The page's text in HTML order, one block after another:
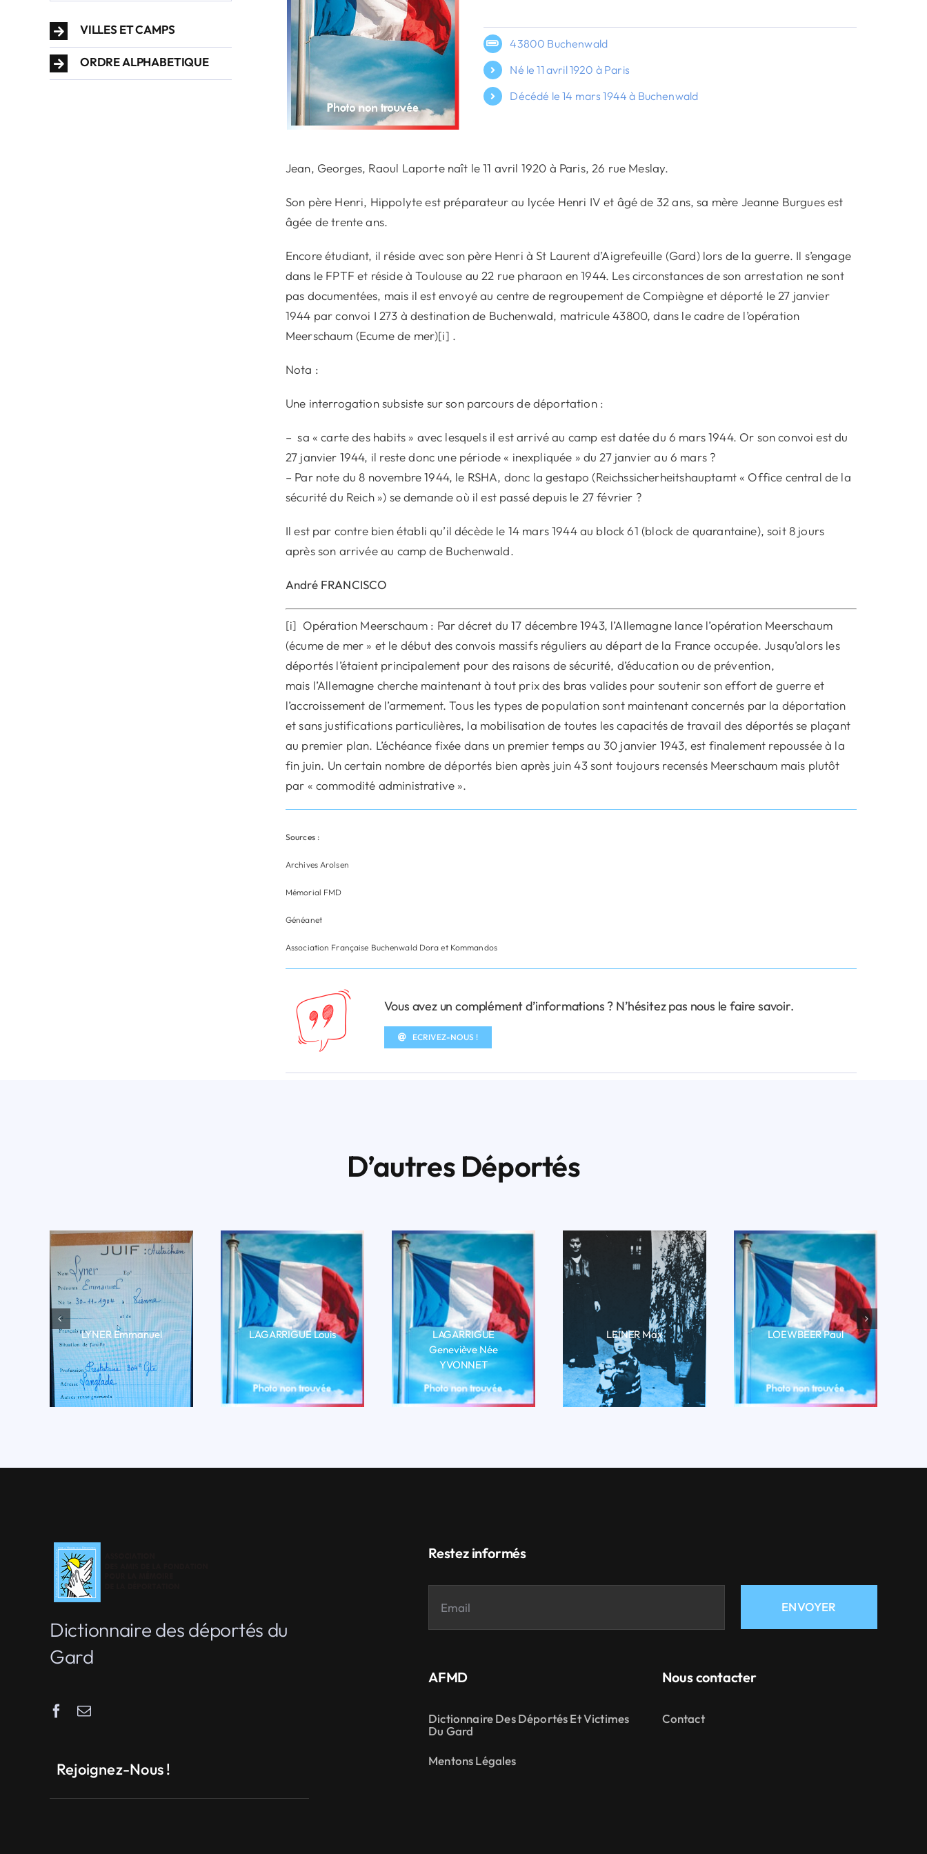
VILLES ET CAMPS
ORDRE ALPHABETIQUE
43800 Buchenwald
Né le 11 avril 1920 à Paris
Décédé le 14 mars 1944 à Buchenwald
Jean, Georges, Raoul Laporte naît le 11 avril 1920 à Paris, 26 rue Meslay.
Son père Henri, Hippolyte est préparateur au lycée Henri IV et âgé de 32 ans, sa mère Jeanne Burgues est
âgée de trente ans.
Encore étudiant, il réside avec son père Henri à St Laurent d’Aigrefeuille (Gard) lors de la guerre. Il s’engage
dans le FPTF et réside à Toulouse au 22 rue pharaon en 1944. Les circonstances de son arrestation ne sont
pas documentées, mais il est envoyé au centre de regroupement de Compiègne et déporté le 27 janvier
1944 par convoi I 273 à destination de Buchenwald, matricule 43800, dans le cadre de l’opération
Meerschaum (Ecume de mer)[i] .
Nota :
Une interrogation subsiste sur son parcours de déportation :
– sa « carte des habits » avec lesquels il est arrivé au camp est datée du 6 mars 1944. Or son convoi est du
27 janvier 1944, il reste donc une période « inexpliquée » du 27 janvier au 6 mars ?
– Par note du 8 novembre 1944, le RSHA, donc la gestapo (Reichssicherheitshauptamt « Office central de la
sécurité du Reich ») se demande où il est passé depuis le 27 février ?
Il est par contre bien établi qu’il décède le 14 mars 1944 au block 61 (block de quarantaine), soit 8 jours
après son arrivée au camp de Buchenwald.
André FRANCISCO
[i] Opération Meerschaum : Par décret du 17 décembre 1943, l’Allemagne lance l’opération Meerschaum
(écume de mer » et le début des convois massifs réguliers au départ de la France occupée. Jusqu’alors les
déportés l’étaient principalement pour des raisons de sécurité, d’éducation ou de prévention,
mais l’Allemagne cherche maintenant à tout prix des bras valides pour soutenir son effort de guerre et
l’accroissement de l’armement. Tous les types de population sont maintenant concernés par la déportation
et sans justifications particulières, la mobilisation de toutes les capacités de travail des déportés se plaçant
au premier plan. L’échéance fixée dans un premier temps au 30 janvier 1943, est finalement repoussée à la
fin juin. Un certain nombre de déportés bien après juin 43 sont toujours recensés Meerschaum mais plutôt
par « commodité administrative ».
Sources :
Archives Arolsen
Mémorial FMD
Généanet
Association Française Buchenwald Dora et Kommandos
Vous avez un complément d’informations ? N’hésitez pas nous le faire savoir.
ECRIVEZ-NOUS !
D’autres Déportés
LYNER Emmanuel
LIRE LA BIO
LAGARRIGUE Louis
LIRE LA BIO
LAGARRIGUE
Geneviève Née
YVONNET
LIRE LA BIO
LEINER Max
LIRE LA BIO
LOEWBEER Paul
LIRE LA BIO
Dictionnaire des déportés du
Gard
Rejoignez-Nous !
Restez informés
ENVOYER
AFMD
Dictionnaire Des Déportés Et Victimes
Du Gard
Mentons Légales
Nous contacter
Contact